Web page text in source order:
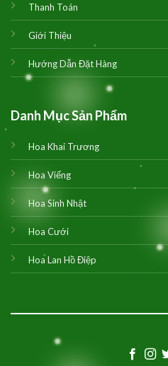
Thanh Toán
Giới Thiệu
Hướng Dẫn Đặt Hàng
Danh Mục Sản Phẩm
Hoa Khai Trương
Hoa Viếng
Hoa Sinh Nhật
Hoa Cưới
Hoa Lan Hồ Điệp